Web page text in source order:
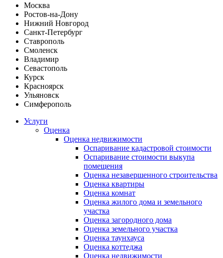
Москва
Ростов-на-Дону
Нижний Новгород
Санкт-Петербург
Ставрополь
Смоленск
Владимир
Севастополь
Курск
Красноярск
Ульяновск
Симферополь
Услуги
Оценка
Оценка недвижимости
Оспаривание кадастровой стоимости
Оспаривание стоимости выкупа
помещения
Оценка незавершенного строительства
Оценка квартиры
Оценка комнат
Оценка жилого дома и земельного
участка
Оценка загородного дома
Оценка земельного участка
Оценка таунхауса
Оценка коттеджа
Оценка недвижимости